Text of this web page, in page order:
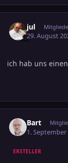
jul
29. August
ich hab uns
Bart
1. September
ERSTELLER